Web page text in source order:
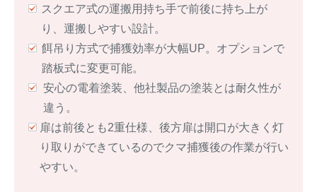
スクエア式の運搬用持ち手で前後に持ち上が
り、運搬しやすい設計。
餌吊り方式で捕獲効率が大幅UP。オプションで
踏板式に変更可能。
安心の電着塗装、他社製品の塗装とは耐久性が
違う。
扉は前後とも2重仕様、後方扉は開口が大きく灯
り取りができているのでクマ捕獲後の作業が行い
やすい。